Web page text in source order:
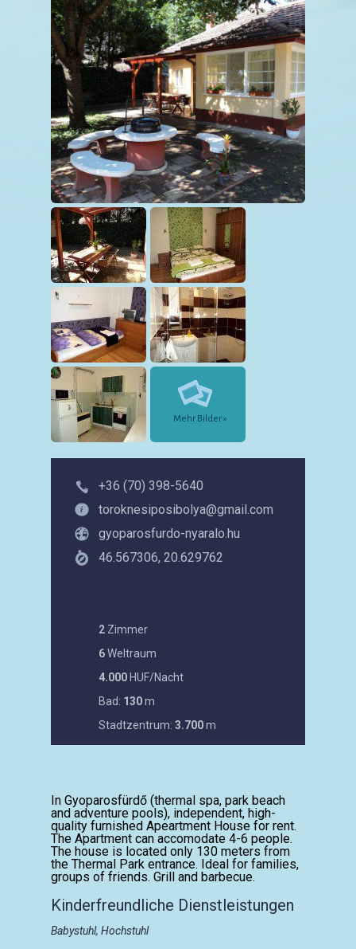
Mehr Bilder »
+36 (70) 398-5640
toroknesiposibolya@gmail.com
gyoparosfurdo-nyaralo.hu
46.567306, 20.629762
2 Zimmer
6Weltraum
4.000 HUF/Nacht
Bad: 130m
Stadtzentrum: 3.700m
In Gyoparosfürdő (thermal spa, park beach
and adventure pools), independent, high-
quality furnished Apeartment House for rent.
The Apartment can accomodate 4-6 people.
The house is located only 130 meters from
the Thermal Park entrance. Ideal for families,
groups of friends. Grill and barbecue.
Kinderfreundliche Dienstleistungen
Babystuhl, Hochstuhl